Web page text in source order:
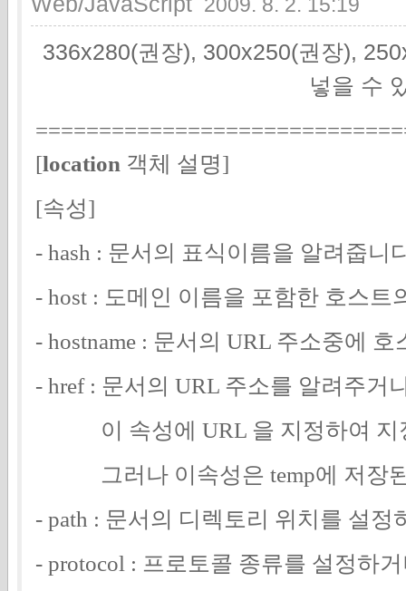
336x280(권장), 300x250(권장),
넣을 수
[location 객체 설명]
[속성]
- hash : 문서의 표식이름을 알려줍니
- host : 도메인 이름을 포함한 호스
- hostname : 문서의 URL 주소중에
- href : 문서의 URL 주소를 알려주거
이 속성에 URL 을 지정하여 지
그러나 이속성은 temp에 저장된
- path : 문서의 디렉토리 위치를 설정
- protocol : 프로토콜 종류를 설정하